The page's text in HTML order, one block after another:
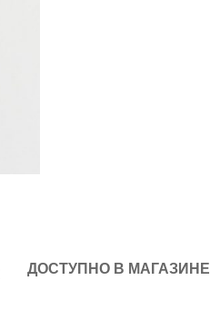
ДОСТУПНО В МАГАЗИНЕ